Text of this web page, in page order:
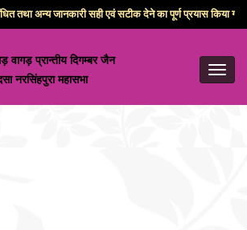
तथा अन्य जानकारी सही एवं सटीक देने का पूर्ण प्रयास किया
वागड़ प्रान्तीय दिगम्बर जैन
नरसिंहपुरा महासभा